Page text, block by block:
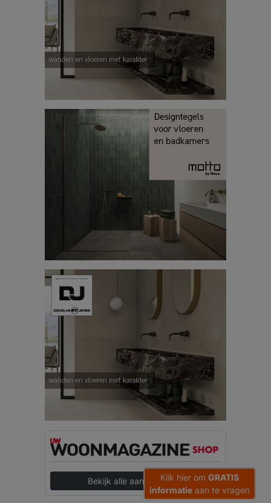
Bekijk alle aanbiedingenKlik hier om GRATIS
informatie aan te vragen